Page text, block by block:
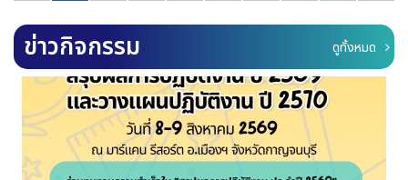
ข่าวกิจกรรม ดูทั้งหมด